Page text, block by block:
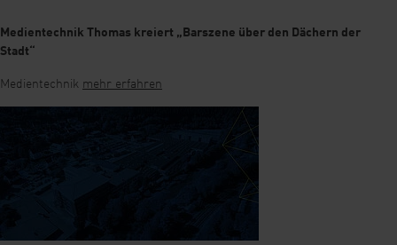
Medientechnik Thomas kreiert „Barszene über den Dächern der
Stadt“
Medientechnik mehr erfahren